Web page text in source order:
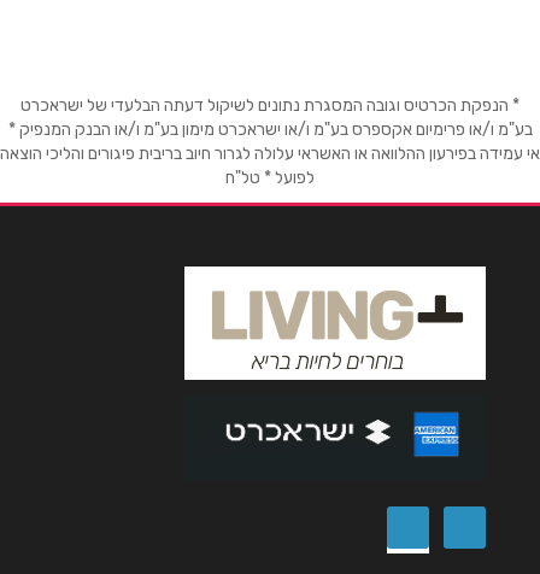
אימייל*
הודעה*
* הנפקת הכרטיס וגובה המסגרת נתונים לשיקול דעתה הבלעדי של ישראכרט
בע"מ ו/או פרימיום אקספרס בע"מ ו/או ישראכרט מימון בע"מ ו/או הבנק המנפיק *
אי עמידה בפירעון ההלוואה או האשראי עלולה לגרור חיוב בריבית פיגורים והליכי הוצאה
לפועל * טל"ח